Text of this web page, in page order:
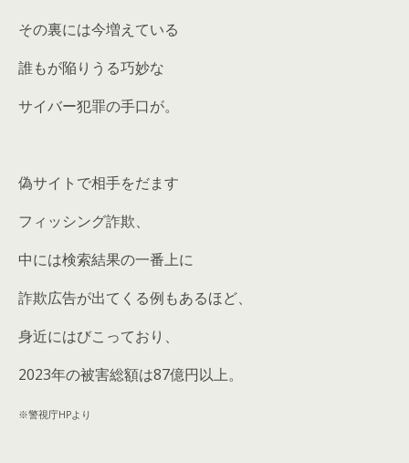
その裏には今増えている
誰もが陥りうる巧妙な
サイバー犯罪の手口が。
偽サイトで相手をだます
フィッシング詐欺、
中には検索結果の一番上に
詐欺広告が出てくる例もあるほど、
身近にはびこっており、
2023年の被害総額は87億円以上。
※警視庁HPより